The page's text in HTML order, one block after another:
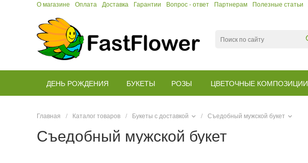
О магазине Оплата Доставка Гарантии Вопрос - ответ Партнерам Полезные статьи
ДЕНЬ РОЖДЕНИЯ БУКЕТЫ РОЗЫ ЦВЕТОЧНЫЕ КОМПОЗИЦИИ
Главная / Каталог товаров / Букеты с доставкой / Съедобный мужской букет
Съедобный мужской букет